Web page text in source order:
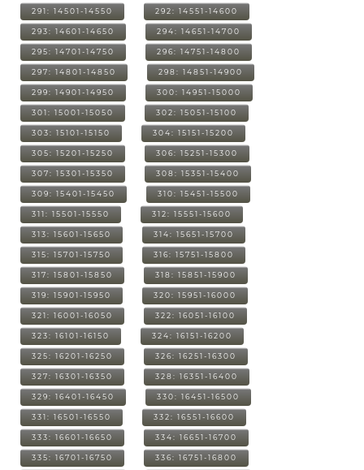
291: 14501-14550 292: 14551-14600
293: 14601-14650 294: 14651-14700
295: 14701-14750 296: 14751-14800
297: 14801-14850 298: 14851-14900
299: 14901-14950 300: 14951-15000
301: 15001-15050 302: 15051-15100
303: 15101-15150 304: 15151-15200
305: 15201-15250 306: 15251-15300
307: 15301-15350 308: 15351-15400
309: 15401-15450 310: 15451-15500
311: 15501-15550 312: 15551-15600
313: 15601-15650 314: 15651-15700
315: 15701-15750 316: 15751-15800
317: 15801-15850 318: 15851-15900
319: 15901-15950 320: 15951-16000
321: 16001-16050 322: 16051-16100
323: 16101-16150 324: 16151-16200
325: 16201-16250 326: 16251-16300
327: 16301-16350 328: 16351-16400
329: 16401-16450 330: 16451-16500
331: 16501-16550 332: 16551-16600
333: 16601-16650 334: 16651-16700
335: 16701-16750 336: 16751-16800